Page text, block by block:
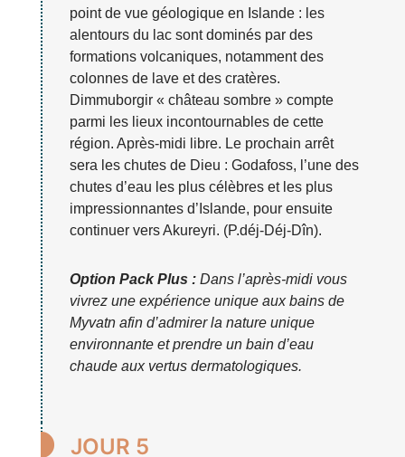
point de vue géologique en Islande : les
alentours du lac sont dominés par des
formations volcaniques, notamment des
colonnes de lave et des cratères.
Dimmuborgir « château sombre » compte
parmi les lieux incontournables de cette
région. Après-midi libre. Le prochain arrêt
sera les chutes de Dieu : Godafoss, l’une des
chutes d’eau les plus célèbres et les plus
impressionnantes d’Islande, pour ensuite
continuer vers Akureyri. (P.déj-Déj-Dîn).
Option Pack Plus :Dans l’après-midi vous
vivrez une expérience unique aux bains de
Myvatn afin d’admirer la nature unique
environnante et prendre un bain d’eau
chaude aux vertus dermatologiques.
 JOUR 5